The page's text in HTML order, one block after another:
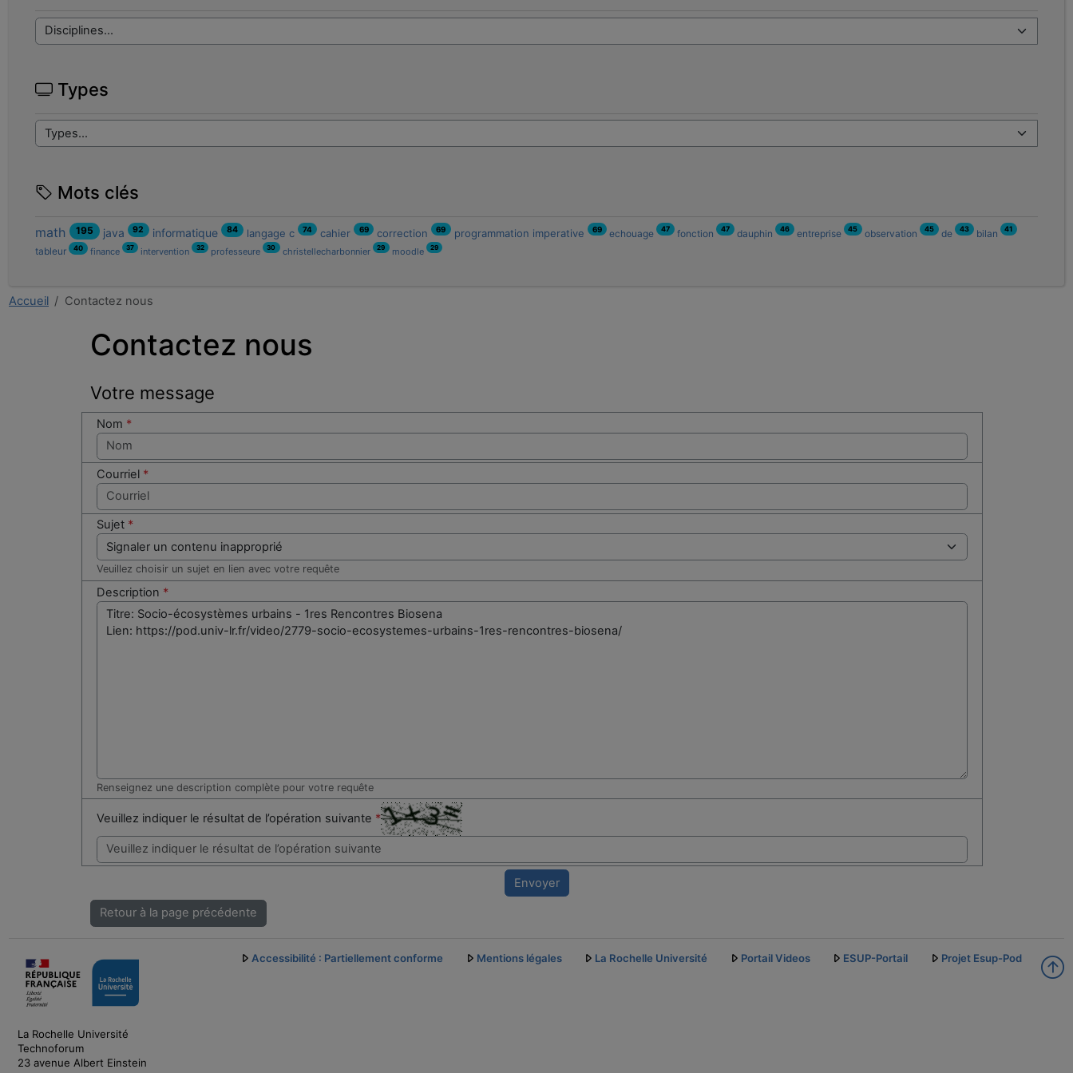
Types
Mots clés
math 195 java 92 informatique 84 langage c 74 cahier 69 correction 69 programmation imperative 69 echouage 47 fonction 47 dauphin 46 entreprise 45 observation 45 de 43 bilan 41
tableur 40 finance 37 intervention 32 professeure 30 christellecharbonnier 29 moodle 29
Accueil Contactez nous
Contactez nous
Votre message
Nom *
Courriel *
Sujet *
Veuillez choisir un sujet en lien avec votre requête
Description *
Renseignez une description complète pour votre requête
Veuillez indiquer le résultat de l’opération suivante *
Envoyer
Retour à la page précédente
La Rochelle Université
Technoforum
23 avenue Albert Einstein
Accessibilité : Partiellement conforme Mentions légales La Rochelle Université Portail Videos ESUP-Portail Projet Esup-Pod